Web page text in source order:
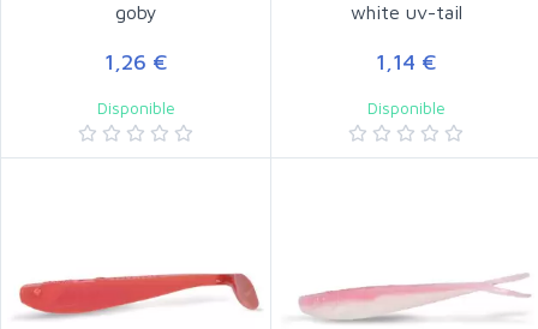
goby
1,26 €
Disponible
white uv-tail
1,14 €
Disponible